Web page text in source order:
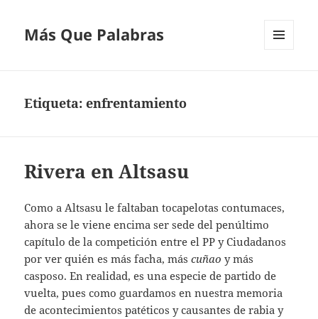
Más Que Palabras
Etiqueta:enfrentamiento
Rivera en Altsasu
Como a Altsasu le faltaban tocapelotas contumaces,
ahora se le viene encima ser sede del penúltimo
capítulo de la competición entre el PP y Ciudadanos
por ver quién es más facha, máscuñao y más
casposo. En realidad, es una especie de partido de
vuelta, pues como guardamos en nuestra memoria
de acontecimientos patéticos y causantes de rabia y